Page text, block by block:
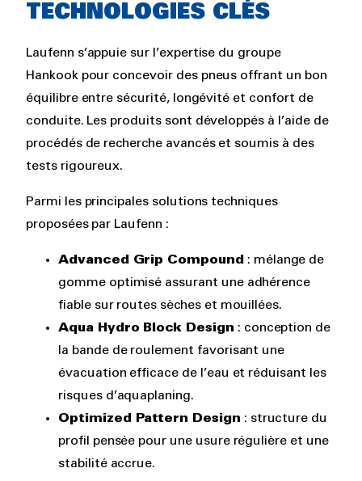
TECHNOLOGIES CLÉS
Laufenn s’appuie sur l’expertise du groupe
Hankook pour concevoir des pneus offrant un bon
équilibre entre sécurité, longévité et confort de
conduite. Les produits sont développés à l’aide de
procédés de recherche avancés et soumis à des
tests rigoureux.
Parmi les principales solutions techniques
proposées par Laufenn :
Advanced Grip Compound : mélange de
gomme optimisé assurant une adhérence
fiable sur routes sèches et mouillées.
Aqua Hydro Block Design : conception de
la bande de roulement favorisant une
évacuation efficace de l’eau et réduisant les
risques d’aquaplaning.
Optimized Pattern Design : structure du
profil pensée pour une usure régulière et une
stabilité accrue.